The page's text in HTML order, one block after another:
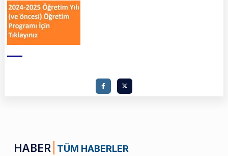
HABER TÜM HABERLER